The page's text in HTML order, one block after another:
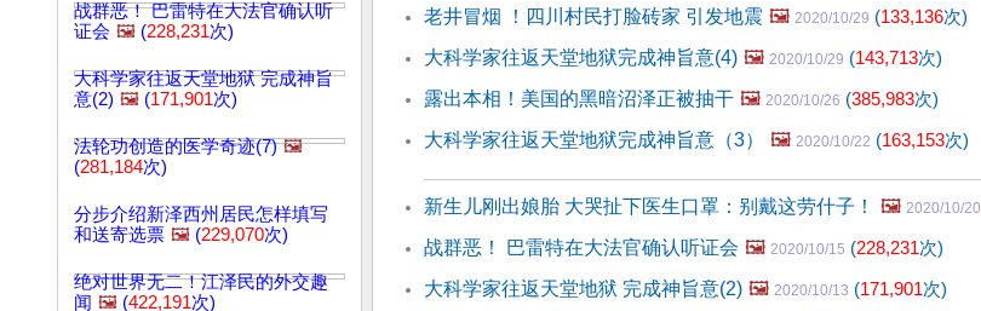
战群恶！ 巴雷特在大法官确认听
证会 🖼️ (228,231次)
大科学家往返天堂地狱 完成神旨
意(2) 🖼️ (171,901次)
法轮功创造的医学奇迹(7) 🖼️
(281,184次)
分步介绍新泽西州居民怎样填写
和送寄选票 🖼️ (229,070次)
绝对世界无二！江泽民的外交趣
闻 🖼️ (422,191次)
老井冒烟 ！四川村民打脸砖家 引发地震 🖼️ 2020/10/29 (133,136次)
大科学家往返天堂地狱完成神旨意(4) 🖼️ 2020/10/29 (143,713次)
露出本相！美国的黑暗沼泽正被抽干 🖼️ 2020/10/26 (385,983次)
大科学家往返天堂地狱完成神旨意（3）
🖼️ 2020/10/22 (163,153次)
新生儿刚出娘胎 大哭扯下医生口罩：别戴这劳什子！ 🖼️ 2020/10/20
战群恶！ 巴雷特在大法官确认听证会 🖼️ 2020/10/15 (228,231次)
大科学家往返天堂地狱 完成神旨意(2) 🖼️ 2020/10/13 (171,901次)